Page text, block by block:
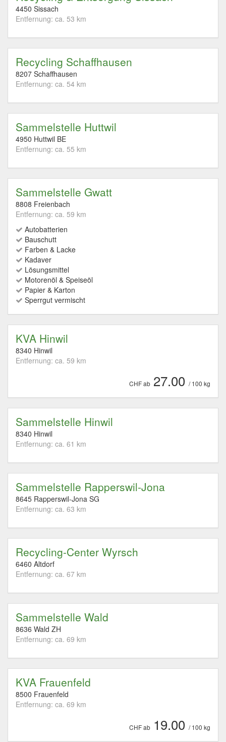
4450 Sissach
Entfernung: ca. 53 km
Recycling Schaffhausen
8207 Schaffhausen
Entfernung: ca. 54 km
Sammelstelle Huttwil
4950 Huttwil BE
Entfernung: ca. 55 km
Sammelstelle Gwatt
8808 Freienbach
Entfernung: ca. 59 km
Autobatterien
Bauschutt
Farben & Lacke
Kadaver
Lösungsmittel
Motorenöl & Speiseöl
Papier & Karton
Sperrgut vermischt
KVA Hinwil
8340 Hinwil
Entfernung: ca. 59 km
CHF ab 27.00 / 100 kg
Sammelstelle Hinwil
8340 Hinwil
Entfernung: ca. 61 km
Sammelstelle Rapperswil-Jona
8645 Rapperswil-Jona SG
Entfernung: ca. 63 km
Recycling-Center Wyrsch
6460 Altdorf
Entfernung: ca. 67 km
Sammelstelle Wald
8636 Wald ZH
Entfernung: ca. 69 km
KVA Frauenfeld
8500 Frauenfeld
Entfernung: ca. 69 km
CHF ab 19.00 / 100 kg